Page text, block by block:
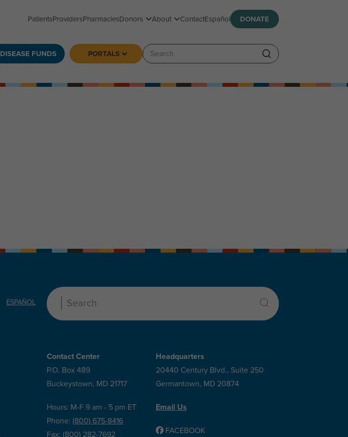
PatientsProvidersPharmaciesDonors Toggle submenu
AboutToggle submenu
ContactEspañol DONATE
DISEASE FUNDS PORTALS Toggle submenu
Search:
ESPAÑOL
Search:
Contact Center
P.O. Box 489
Buckeystown, MD 21717
Hours: M-F 9 am - 5 pm ET
Phone: (800) 675-8416
Fax: (800) 282-7692
Headquarters
20440 Century Blvd., Suite 250
Germantown, MD 20874
Email Us
FACEBOOK